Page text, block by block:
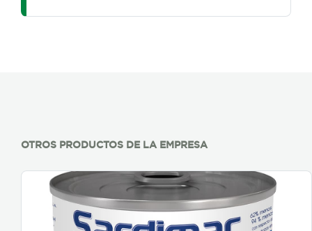
OTROS PRODUCTOS DE LA EMPRESA